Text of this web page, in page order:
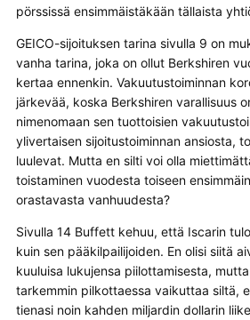
pörssissä ensimmäistäkään tällaista
GEICO-sijoituksen tarina sivulla 9 on
vanha tarina, joka on ollut Berkshiren
kertaa ennenkin. Vakuutustoiminnan
järkevää, koska Berkshiren varallisuus
nimenomaan sen tuottoisien
ylivertaisen sijoitustoiminnan ansiosta,
luulevat. Mutta en silti voi olla
toistaminen vuodesta toiseen
orastavasta vanhuudesta?
Sivulla 14 Buffett kehuu, että Iscarin
kuin sen pääkilpailijoiden. En olisi siitä
kuuluisa lukujensa piilottamisesta,
tarkemmin pilkottaessa vaikuttaa siltä,
tienasi noin kahden miljardin dollarin